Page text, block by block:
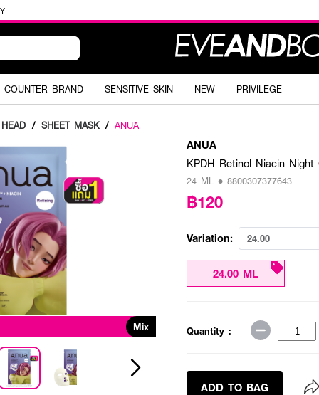
COUNTER BRAND SENSITIVE SKIN NEW PRIVILEGE
/ SHEET MASK / ANUA
Mix Buy 1 Get 1
ANUA
KPDH Retinol Niacin
24 ML • 8800307377643
฿120
Variation: 24.00
24.00 ML
Quantity :
ADD TO BAG